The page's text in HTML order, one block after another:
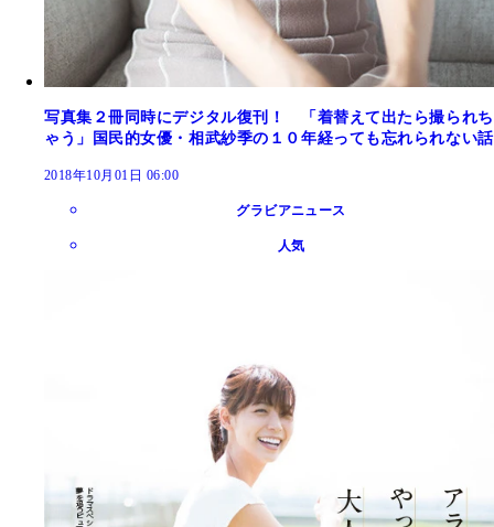
写真集２冊同時にデジタル復刊！ 「着替えて出たら撮られち
ゃう」国民的女優・相武紗季の１０年経っても忘れられない話
2018年10月01日 06:00
グラビアニュース
人気